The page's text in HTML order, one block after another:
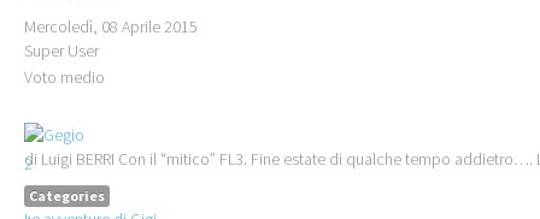
Mercoledì, 08 Aprile 2015
Super User
Voto medio
1
2
3
di Luigi BERRI Con il “mitico” FL3. Fine estate di qualche tempo
Categories